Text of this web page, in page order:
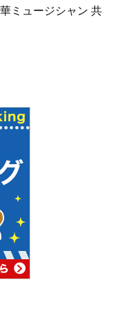
ミュージシャン 共